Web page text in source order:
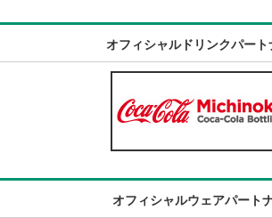
オフィシャルドリンクパート
オフィシャルウェアパート